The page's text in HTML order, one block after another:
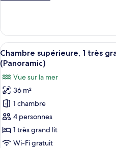
très
grand
lit,
vue
sur
la
mer
Chambre
supérieure,
1
très
grand
lit,
vue
sur
la
mer
Afficher
toutes
les
photos
pour
ce
type
de
chambre :
9
Chambre supérieure, 1 très
(Panoramic)
Vue sur la mer
36 m²
1 chambre
4 personnes
1 très grand lit
Wi-Fi gratuit